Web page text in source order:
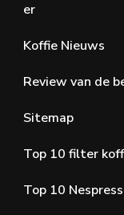
er
Koffie Nieuws
Review van de
Sitemap
Top 10 filter
Top 10